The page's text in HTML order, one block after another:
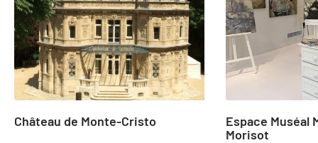
25
Château de Monte-Cristo
Espace Muséal
Morisot